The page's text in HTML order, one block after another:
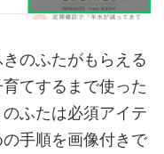
のふたがもらえる
てするまで使った
ふたは必須アイテ
手順を画像付きで